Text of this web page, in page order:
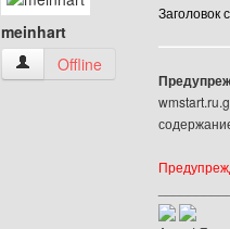
meinhart
meinhart Посмотреть профиль
Offline
Заголовок